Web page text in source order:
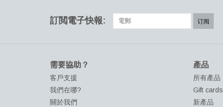
訂閲電子快報: 订阅
需要協助？
客戶支援
我們在哪?
關於我們
產品
所有產品
Gift cards
新產品